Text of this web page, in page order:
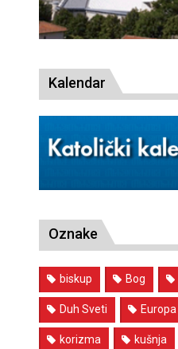
Kalendar
Oznake
biskup Bog
Duh Sveti Europa
korizma kušnja